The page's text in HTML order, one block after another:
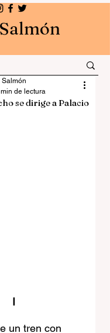
se dirige a Palacio
Salmón
min de lectura
I